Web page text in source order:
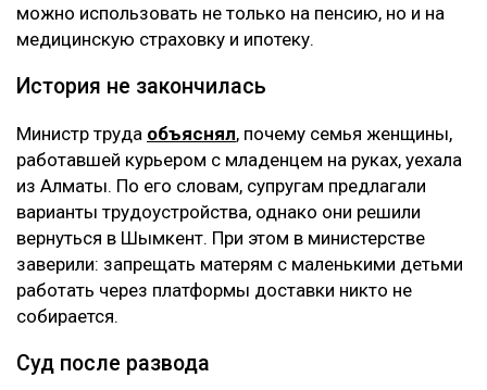
можно использовать не только на пенсию, но и на
медицинскую страховку и ипотеку.
История не закончилась
Министр труда объяснял, почему семья женщины,
работавшей курьером с младенцем на руках, уехала
из Алматы. По его словам, супругам предлагали
варианты трудоустройства, однако они решили
вернуться в Шымкент. При этом в министерстве
заверили: запрещать матерям с маленькими детьми
работать через платформы доставки никто не
собирается.
Суд после развода